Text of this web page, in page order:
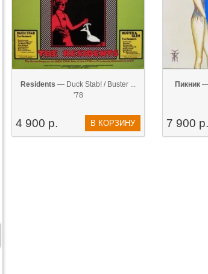
Residents — Duck Stab! / Buster ...
'78
4 900 р. В КОРЗИНУ
Пикник —
7 900 р.